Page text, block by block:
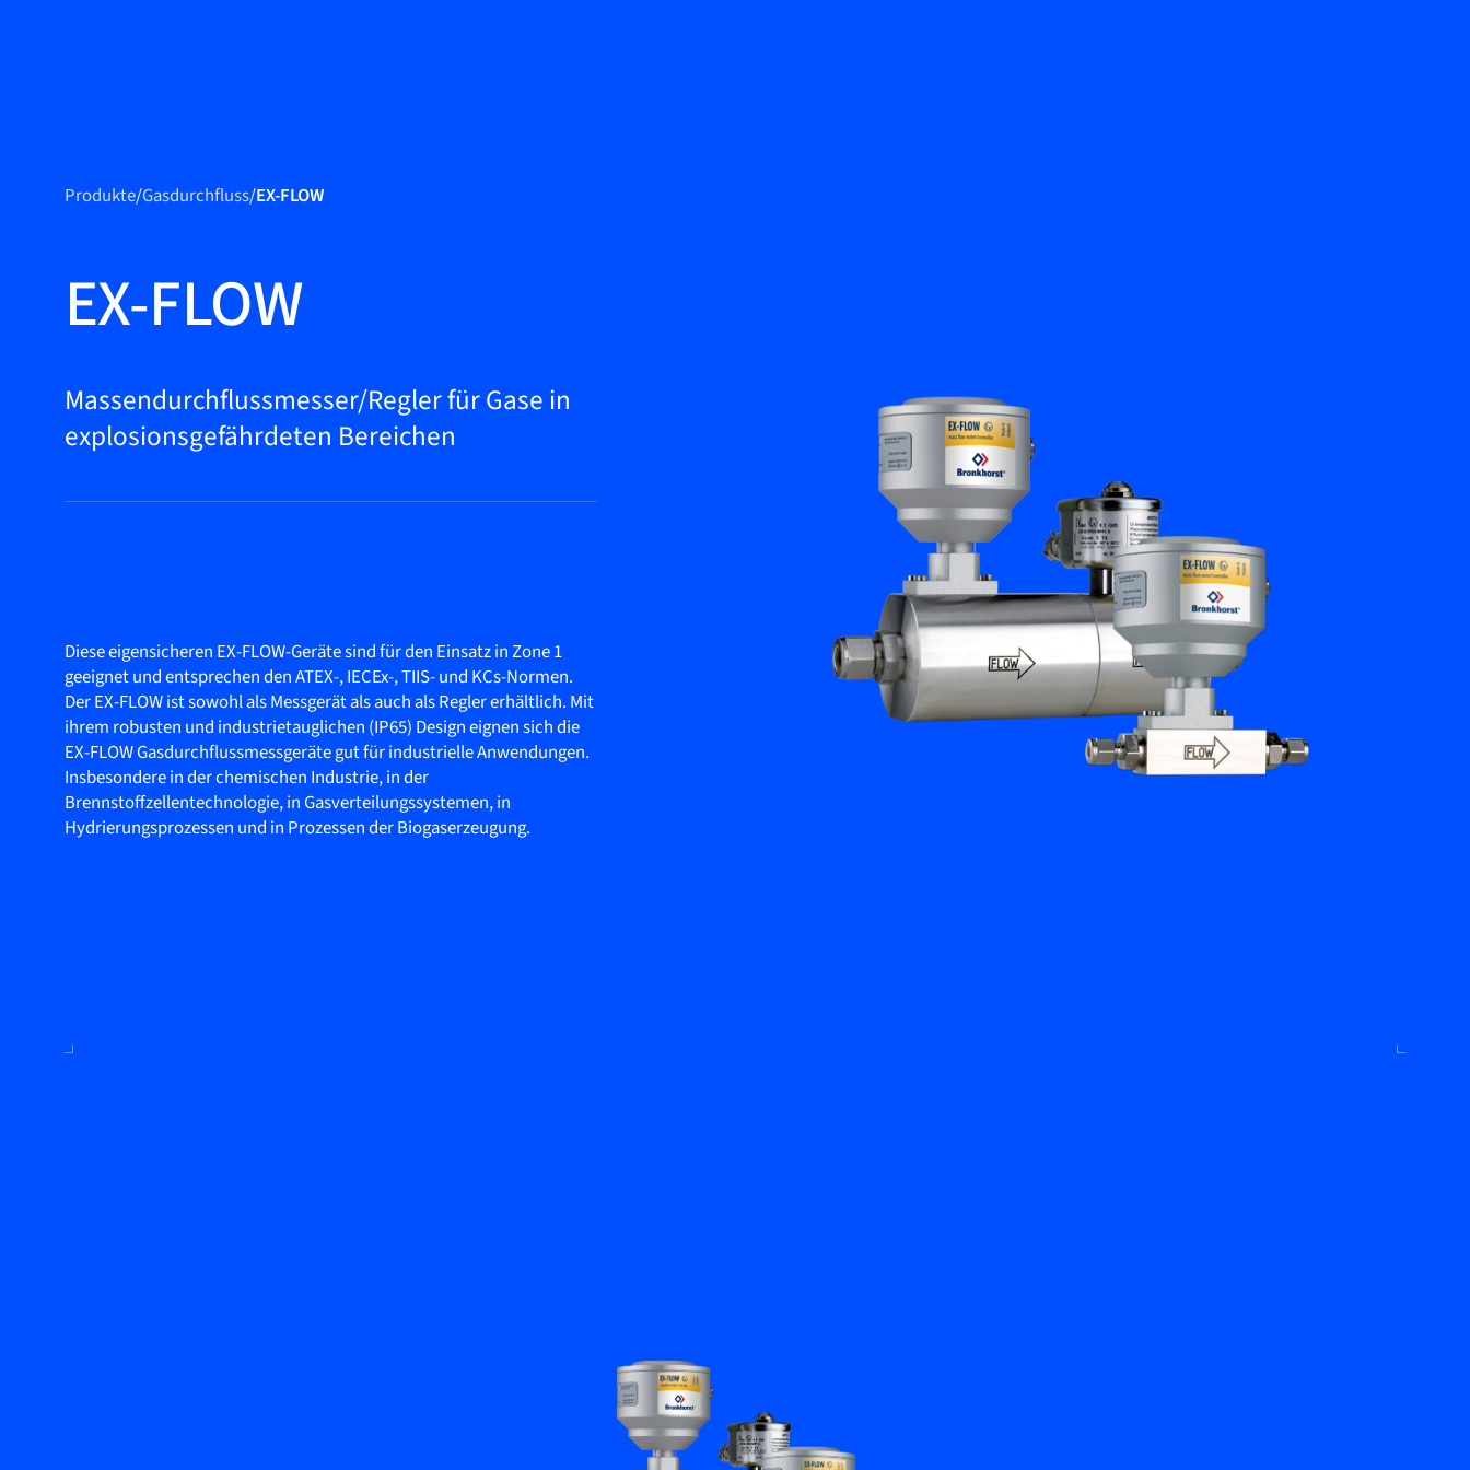
Produkte
Service &
Support
Bronkhorst
Kontakt aufnehmen
Produkte/Gasdurchfluss/EX-FLOW
EX-FLOW
Massendurchflussmesser/Regler für Gase in
explosionsgefährdeten Bereichen
Diese eigensicheren EX-FLOW-Geräte sind für den Einsatz in Zone 1
geeignet und entsprechen den ATEX-, IECEx-, TIIS- und KCs-Normen.
Der EX-FLOW ist sowohl als Messgerät als auch als Regler erhältlich. Mit
ihrem robusten und industrietauglichen (IP65) Design eignen sich die
EX-FLOW Gasdurchflussmessgeräte gut für industrielle Anwendungen.
Insbesondere in der chemischen Industrie, in der
Brennstoffzellentechnologie, in Gasverteilungssystemen, in
Hydrierungsprozessen und in Prozessen der Biogaserzeugung.